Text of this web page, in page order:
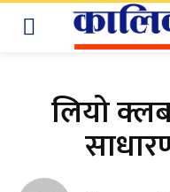
लियो